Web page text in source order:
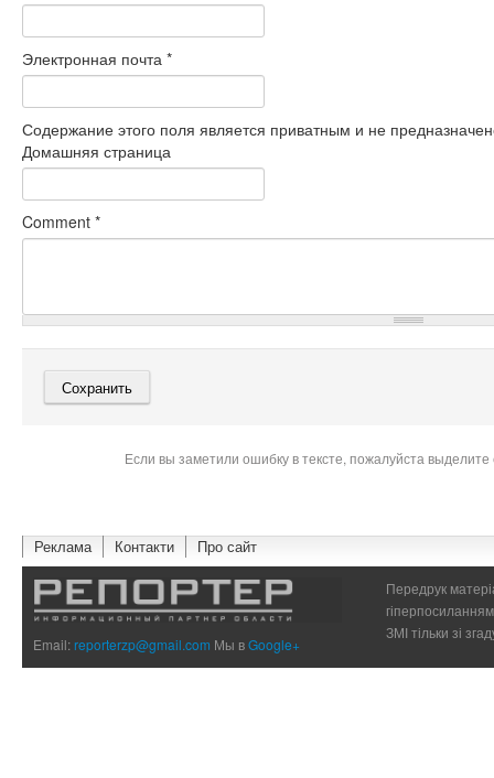
Электронная почта *
Содержание этого поля является приватным и не
Домашняя страница
Comment *
Если вы заметили ошибку в тексте, пожалуйста
Реклама Контакти Про сайт
Email:reporterzp@gmail.com Мы вGoogle+
Передрук
ЗМІ тільки зі